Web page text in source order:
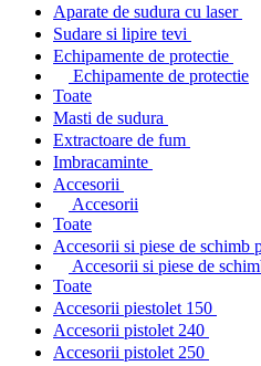
Aparate de sudura cu laser
Sudare si lipire tevi
Echipamente de protectie
Echipamente de protectie
Toate
Masti de sudura
Extractoare de fum
Imbracaminte
Accesorii
Accesorii
Toate
Accesorii si piese de schimb
Accesorii si piese de
Toate
Accesorii piestolet 150
Accesorii pistolet 240
Accesorii pistolet 250